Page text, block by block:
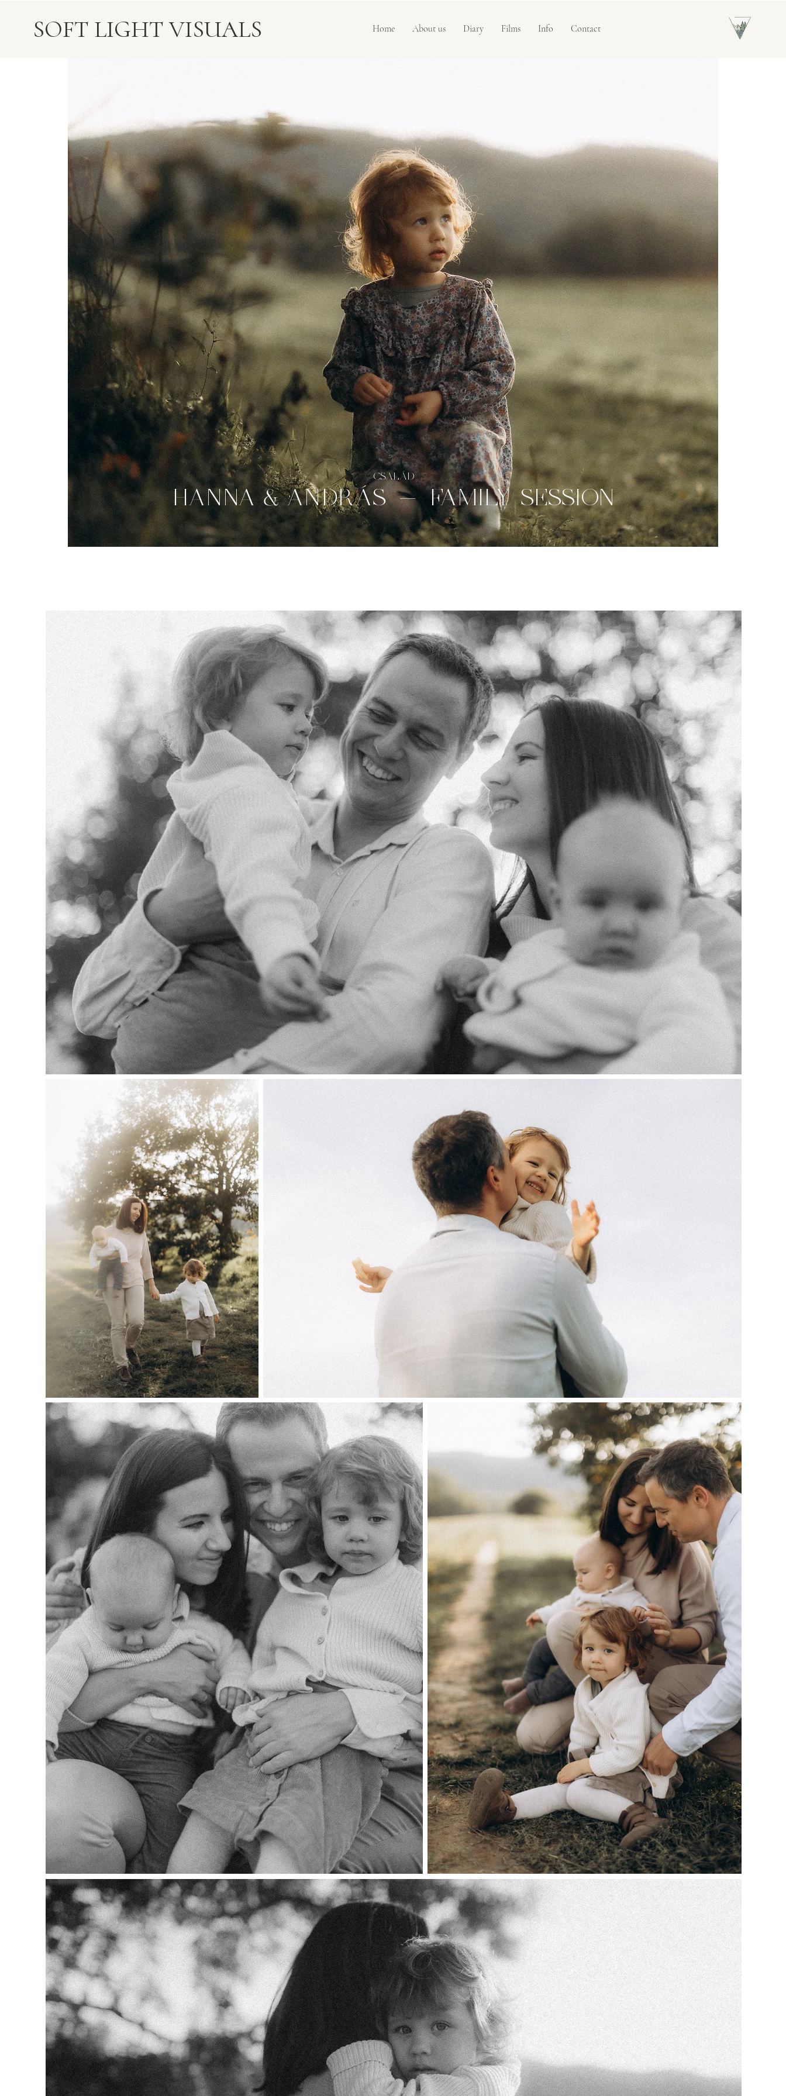
SOFT LIGHT VISUALS Home About us Diary Films Info Contact
CSALÁD
HANNA & ANDRÁS - FAMILY SESSION